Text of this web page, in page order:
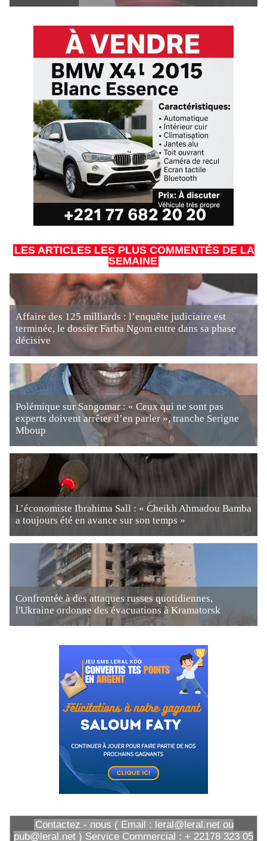
LES ARTICLES LES PLUS COMMENTÉS DE LA
SEMAINE
Affaire des 125 milliards : l’enquête judiciaire est
terminée, le dossier Farba Ngom entre dans sa phase
décisive
Polémique sur Sangomar : « Ceux qui ne sont pas
experts doivent arrêter d’en parler », tranche Serigne
Mboup
L’économiste Ibrahima Sall : « Cheikh Ahmadou Bamba
a toujours été en avance sur son temps »
Confrontée à des attaques russes quotidiennes,
l'Ukraine ordonne des évacuations à Kramatorsk
Contactez - nous ( Email : leral@leral.net ou
pub@leral.net ) Service Commercial : + 22178 323 05